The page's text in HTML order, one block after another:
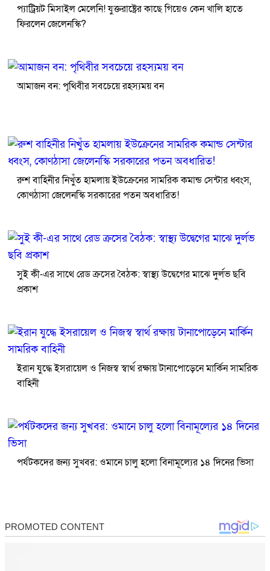
প্যাট্রিয়ট মিসাইল মেলেনি! যুক্তরাষ্ট্রের কাছে গিয়েও কেন খালি হাতে
ফিরলেন জেলেনস্কি?
আমাজন বন: পৃথিবীর সবচেয়ে রহস্যময় বন
রুশ বাহিনীর নিখুঁত হামলায় ইউক্রেনের সামরিক কমান্ড সেন্টার ধ্বংস,
কোণঠাসা জেলেনস্কি সরকারের পতন অবধারিত!
সুই কী-এর সাথে রেড ক্রসের বৈঠক: স্বাস্থ্য উদ্বেগের মাঝে দুর্লভ ছবি
প্রকাশ
ইরান যুদ্ধে ইসরায়েল ও নিজস্ব স্বার্থ রক্ষায় টানাপোড়েনে মার্কিন সামরিক
বাহিনী
পর্যটকদের জন্য সুখবর: ওমানে চালু হলো বিনামূল্যের ১৪ দিনের ভিসা